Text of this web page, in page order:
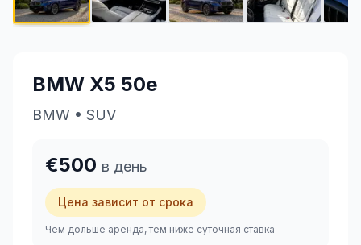
+351 963-584-279
BMW X5 50e
BMW • SUV
€500 в день
Цена зависит от срока
Чем дольше аренда, тем ниже суточная ставка